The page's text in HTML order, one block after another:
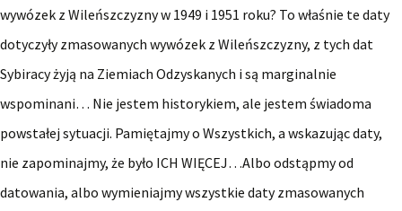
wywózek z Wileńszczyzny w 1949 i 1951 roku? To właśnie te daty
dotyczyły zmasowanych wywózek z Wileńszczyzny, z tych dat
Sybiracy żyją na Ziemiach Odzyskanych i są marginalnie
wspominani… Nie jestem historykiem, ale jestem świadoma
powstałej sytuacji. Pamiętajmy o Wszystkich, a wskazując daty,
nie zapominajmy, że było ICH WIĘCEJ…Albo odstąpmy od
datowania, albo wymieniajmy wszystkie daty zmasowanych